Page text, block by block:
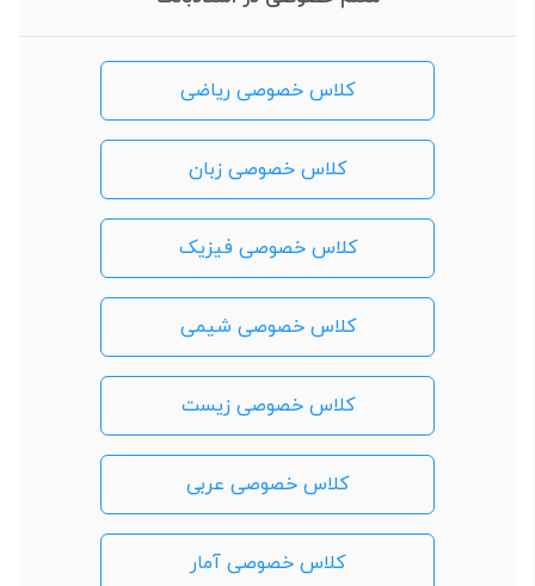
کلاس خصوصی ریاضی
کلاس خصوصی زبان
کلاس خصوصی فیزیک
کلاس خصوصی شیمی
کلاس خصوصی زیست
کلاس خصوصی عربی
کلاس خصوصی آمار